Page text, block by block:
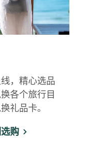
，精心选品
各个旅行目
礼品卡。
购